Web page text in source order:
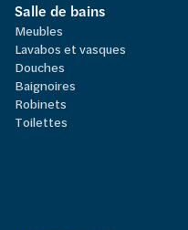
Salle de bains
Meubles
Lavabos et vasques
Douches
Baignoires
Robinets
Toilettes